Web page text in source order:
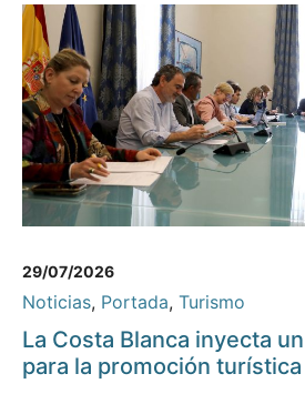
29/07/2026
Noticias, Portada, Turismo
La Costa Blanca inyecta
para la promoción